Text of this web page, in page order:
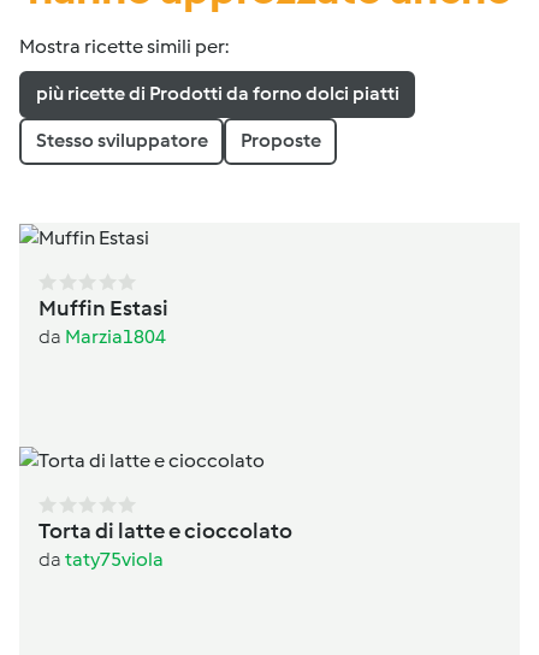
Mostra ricette simili per:
più ricette di Prodotti da forno dolci piatti
Stesso sviluppatore Proposte
Muffin Estasi
da Marzia1804
Torta di latte e cioccolato
da taty75viola